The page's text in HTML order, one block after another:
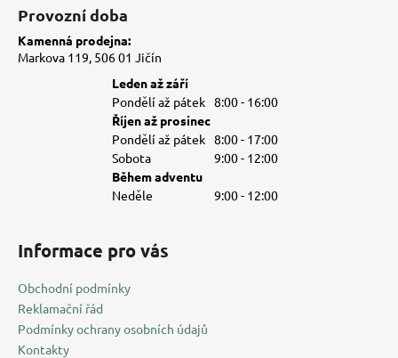
Provozní doba
Kamenná prodejna:
Markova 119, 506 01 Jičín
Leden až září
Pondělí až pátek 8:00 - 16:00
Říjen až prosinec
Pondělí až pátek 8:00 - 17:00
Sobota
9:00 - 12:00
Během adventu
Neděle
9:00 - 12:00
Informace pro vás
Obchodní podmínky
Reklamační řád
Podmínky ochrany osobních údajů
Kontakty